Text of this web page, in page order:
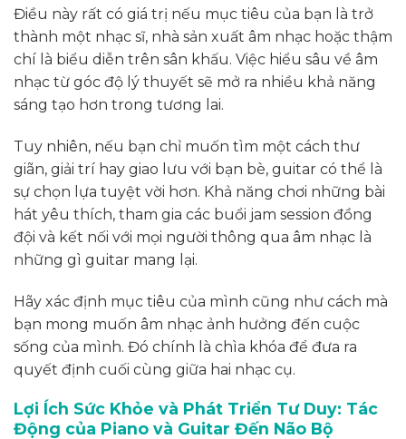
Điều này rất có giá trị nếu mục tiêu của bạn là trở
thành một nhạc sĩ, nhà sản xuất âm nhạc hoặc thậm
chí là biểu diễn trên sân khấu. Việc hiểu sâu về âm
nhạc từ góc độ lý thuyết sẽ mở ra nhiều khả năng
sáng tạo hơn trong tương lai.
Tuy nhiên, nếu bạn chỉ muốn tìm một cách thư
giãn, giải trí hay giao lưu với bạn bè, guitar có thể là
sự chọn lựa tuyệt vời hơn. Khả năng chơi những bài
hát yêu thích, tham gia các buổi jam session đồng
đội và kết nối với mọi người thông qua âm nhạc là
những gì guitar mang lại.
Hãy xác định mục tiêu của mình cũng như cách mà
bạn mong muốn âm nhạc ảnh hưởng đến cuộc
sống của mình. Đó chính là chìa khóa để đưa ra
quyết định cuối cùng giữa hai nhạc cụ.
Lợi Ích Sức Khỏe và Phát Triển Tư Duy: Tác
Động của Piano và Guitar Đến Não Bộ